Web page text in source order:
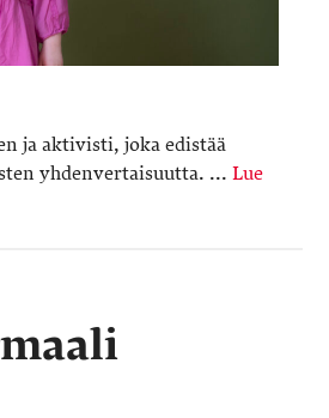
ja aktivisti, joka edistää
yhdenvertaisuutta. ...Lue